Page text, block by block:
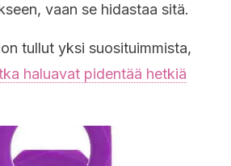
vaan se hidastaa sitä.
tullut yksi suosituimmista,
haluavat pidentää hetkiä